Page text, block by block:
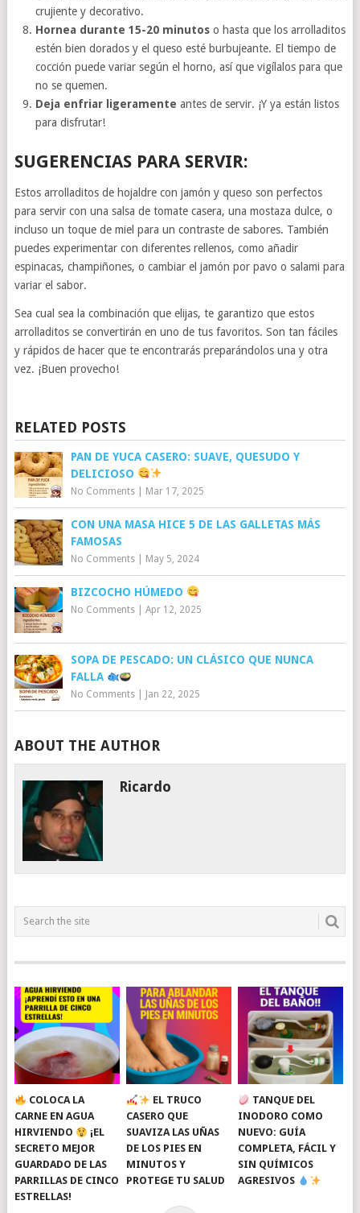
crujiente y decorativo.
Hornea durante 15-20 minutos o hasta que los arrolladitos
estén bien dorados y el queso esté burbujeante. El tiempo de
cocción puede variar según el horno, así que vigílalos para que
no se quemen.
Deja enfriar ligeramente antes de servir. ¡Y ya están listos
para disfrutar!
SUGERENCIAS PARA SERVIR:
Estos arrolladitos de hojaldre con jamón y queso son perfectos
para servir con una salsa de tomate casera, una mostaza dulce, o
incluso un toque de miel para un contraste de sabores. También
puedes experimentar con diferentes rellenos, como añadir
espinacas, champiñones, o cambiar el jamón por pavo o salami para
variar el sabor.
Sea cual sea la combinación que elijas, te garantizo que estos
arrolladitos se convertirán en uno de tus favoritos. Son tan fáciles
y rápidos de hacer que te encontrarás preparándolos una y otra
vez. ¡Buen provecho!
RELATED POSTS
PAN DE YUCA CASERO: SUAVE, QUESUDO Y
DELICIOSO
No Comments| Mar 17, 2025
CON UNA MASA HICE 5 DE LAS GALLETAS MÁS
FAMOSAS
No Comments| May 5, 2024
BIZCOCHO HÚMEDO
No Comments| Apr 12, 2025
SOPA DE PESCADO: UN CLÁSICO QUE NUNCA
FALLA
No Comments| Jan 22, 2025
ABOUT THE AUTHOR
Ricardo
COLOCA LA
CARNE EN AGUA
HIRVIENDO
¡EL
SECRETO MEJOR
GUARDADO DE LAS
PARRILLAS DE CINCO
ESTRELLAS!
EL TRUCO
CASERO QUE
SUAVIZA LAS UÑAS
DE LOS PIES EN
MINUTOS Y
PROTEGE TU SALUD
TANQUE DEL
INODORO COMO
NUEVO: GUÍA
COMPLETA, FÁCIL Y
SIN QUÍMICOS
AGRESIVOS